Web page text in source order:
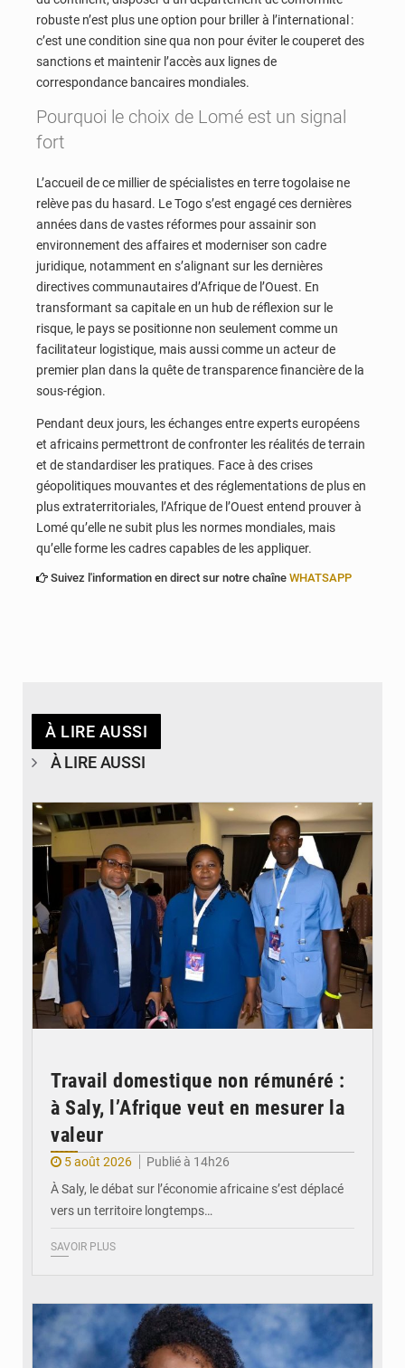
robuste n’est plus une option pour briller à l’international :
c’est une condition sine qua non pour éviter le couperet des
sanctions et maintenir l’accès aux lignes de
correspondance bancaires mondiales.
Pourquoi le choix de Lomé est un signal
fort
L’accueil de ce millier de spécialistes en terre togolaise ne
relève pas du hasard. Le Togo s’est engagé ces dernières
années dans de vastes réformes pour assainir son
environnement des affaires et moderniser son cadre
juridique, notamment en s’alignant sur les dernières
directives communautaires d’Afrique de l’Ouest. En
transformant sa capitale en un hub de réflexion sur le
risque, le pays se positionne non seulement comme un
facilitateur logistique, mais aussi comme un acteur de
premier plan dans la quête de transparence financière de la
sous-région.
Pendant deux jours, les échanges entre experts européens
et africains permettront de confronter les réalités de terrain
et de standardiser les pratiques. Face à des crises
géopolitiques mouvantes et des réglementations de plus en
plus extraterritoriales, l’Afrique de l’Ouest entend prouver à
Lomé qu’elle ne subit plus les normes mondiales, mais
qu’elle forme les cadres capables de les appliquer.
Suivez l'information en direct sur notre chaîne WHATSAPP
À LIRE AUSSI
À LIRE AUSSI
Travail domestique non rémunéré :
à Saly, l’Afrique veut en mesurer la
valeur
5 août 2026
Publié à 14h26
À Saly, le débat sur l’économie africaine s’est déplacé
vers un territoire longtemps…
SAVOIR PLUS